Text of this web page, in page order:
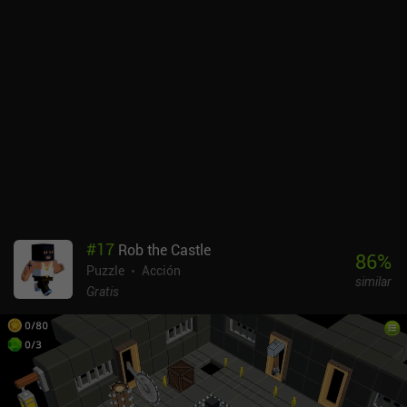
encarecidamente el juego a cualquiera que disfrute con los juegos
de estrategia, esté o no familiarizado con la serie Hitman.
#17 Rob the Castle
Puzzle
Acción
Gratis
86%
similar